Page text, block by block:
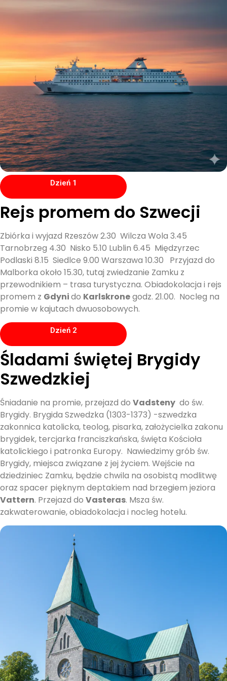
Dzień 1
Rejs promem do Szwecji
Zbiórka i wyjazd Rzeszów 2.30 Wilcza Wola 3.45
Tarnobrzeg 4.30 Nisko 5.10 Lublin 6.45 Międzyrzec
Podlaski 8.15 Siedlce 9.00 Warszawa 10.30 Przyjazd do
Malborka około 15.30, tutaj zwiedzanie Zamku z
przewodnikiem – trasa turystyczna. Obiadokolacja i rejs
promem z Gdynido Karlskronegodz. 21.00. Nocleg na
promie w kajutach dwuosobowych.
Dzień 2
Śladami świętej Brygidy
Szwedzkiej
Śniadanie na promie, przejazd do Vadsteny do św.
Brygidy. Brygida Szwedzka (1303-1373) -szwedzka
zakonnica katolicka, teolog, pisarka, założycielka zakonu
brygidek, tercjarka franciszkańska, święta Kościoła
katolickiego i patronka Europy. Nawiedzimy grób św.
Brygidy, miejsca związane z jej życiem. Wejście na
dziedziniec Zamku, będzie chwila na osobistą modlitwę
oraz spacer pięknym deptakiem nad brzegiem jeziora
Vattern. Przejazd do Vasteras. Msza św.
zakwaterowanie, obiadokolacja i nocleg hotelu.